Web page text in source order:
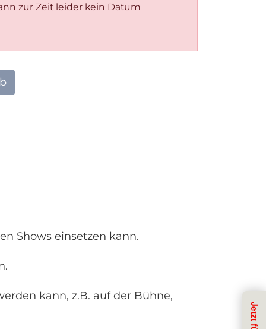
zur Zeit leider kein Datum
Shows einsetzen kann.
kann, z.B. auf der Bühne,